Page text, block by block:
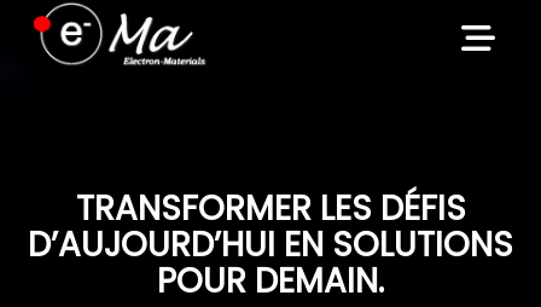
Skip
TRANSFORMER LES DÉFIS
D’AUJOURD’HUI EN SOLUTIONS
POUR DEMAIN.